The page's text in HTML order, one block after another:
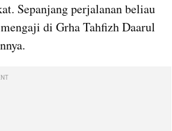
Sepanjang perjalanan beliau
di Grha Tahfizh Daarul